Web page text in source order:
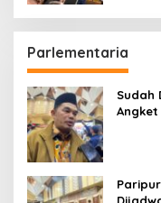
Parlementaria
Sudah
Angket